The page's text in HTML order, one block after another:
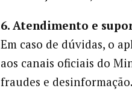
6. Atendimento e
Em caso de dúvidas, o
aos canais oficiais do
fraudes e desinformação.